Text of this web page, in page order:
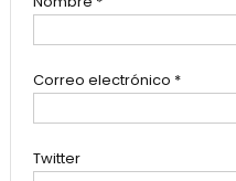
Correo electrónico *
Twitter